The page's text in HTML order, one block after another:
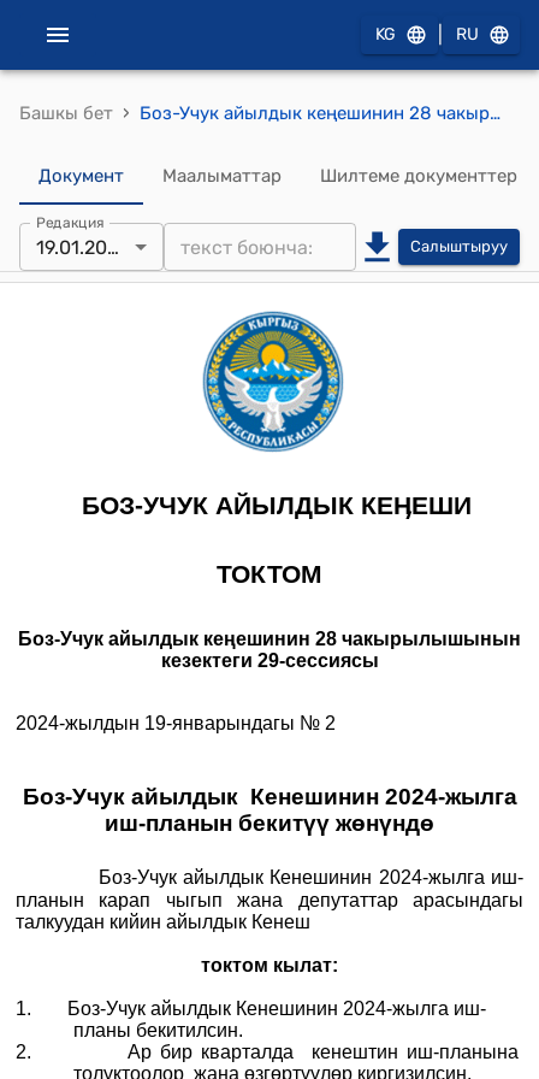
KG RU
Башкы бет › Боз-Учук айылдык кеңешинин 28 чакырылышынын кезектеги 29-сессиясынын 2024-жылдын 19-январындагы № 2 "Боз-Учук айылдык Кенешинин 2024-жылга иш-планын бекитүү жөнүндө" токтому
Документ Маалыматтар Шилтеме документтер
Редакция
19.01.2024 Салыштыруу